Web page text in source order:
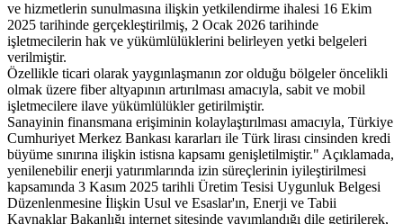
ve hizmetlerin sunulmasına ilişkin yetkilendirme ihalesi 16 Ekim
2025 tarihinde gerçekleştirilmiş, 2 Ocak 2026 tarihinde
işletmecilerin hak ve yükümlülüklerini belirleyen yetki belgeleri
verilmiştir.
Özellikle ticari olarak yaygınlaşmanın zor olduğu bölgeler öncelikli
olmak üzere fiber altyapının artırılması amacıyla, sabit ve mobil
işletmecilere ilave yükümlülükler getirilmiştir.
Sanayinin finansmana erişiminin kolaylaştırılması amacıyla, Türkiye
Cumhuriyet Merkez Bankası kararları ile Türk lirası cinsinden kredi
büyüme sınırına ilişkin istisna kapsamı genişletilmiştir." Açıklamada,
yenilenebilir enerji yatırımlarında izin süreçlerinin iyileştirilmesi
kapsamında 3 Kasım 2025 tarihli Üretim Tesisi Uygunluk Belgesi
Düzenlenmesine İlişkin Usul ve Esaslar'ın, Enerji ve Tabii
Kaynaklar Bakanlığı internet sitesinde yayımlandığı dile getirilerek,